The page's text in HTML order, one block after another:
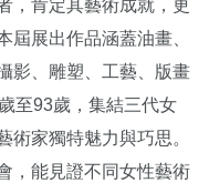
，肯定其藝術成就， 更
屆展出作品涵蓋油畫、
影、雕塑、工藝、版畫
至93歲，集結三代女
術家獨特魅力與巧思。
， 能見證不同女性藝術